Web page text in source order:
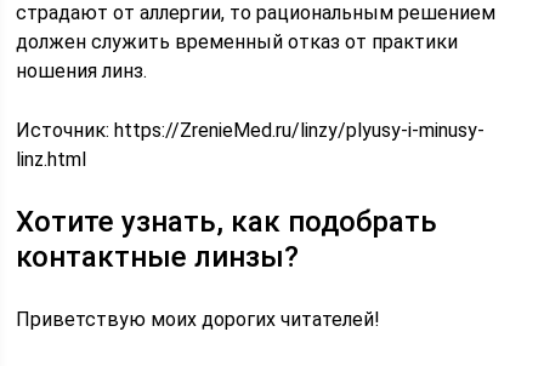
страдают от аллергии, то рациональным решением
должен служить временный отказ от практики
ношения линз.
Источник:https://ZrenieMed.ru/linzy/plyusy-i-minusy-
linz.html
Хотите узнать, как подобрать
контактные линзы?
Приветствую моих дорогих читателей!